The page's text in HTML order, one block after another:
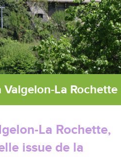
Valgelon-La Rochette
La Rochette,
issue de la